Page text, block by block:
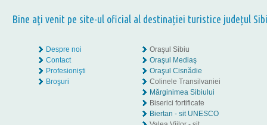
Bine aţi venit pe site-ul oficial al destinației turistice județul
Despre noi
Contact
Profesionişti
Broşuri
Oraşul Sibiu
Oraşul Mediaş
Oraşul Cisnădie
Colinele Transilvaniei
Mărginimea Sibiului
Biserici fortificate
Biertan - sit UNESCO